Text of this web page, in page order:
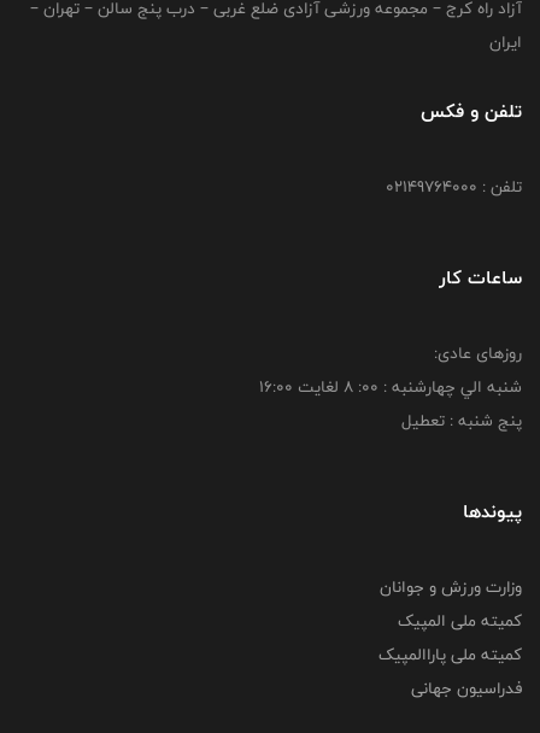
آزاد راه کرج – مجموعه ورزشی آزادی ضلع غربی – درب پنج سالن – تهران –
ایران
تلفن و فکس
تلفن : 02149764000
ساعات کار
روزهای عادی:
شنبه الي چهارشنبه : 00: 8 لغايت 16:00
پنج شنبه : تعطیل
پیوندها
وزارت ورزش و جوانان
کمیته ملی المپیک
کمیته ملی پاراالمپیک
فدراسیون جهانی